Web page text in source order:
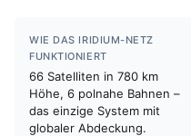
WIE DAS IRIDIUM-NETZ
FUNKTIONIERT
66 Satelliten in 780 km
Höhe, 6 polnahe Bahnen –
das einzige System mit
globaler Abdeckung.